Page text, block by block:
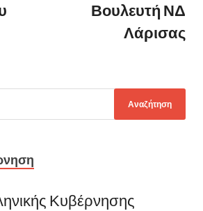
Βουλευτή ΝΔ
Λάρισας
Κυβέρνησης